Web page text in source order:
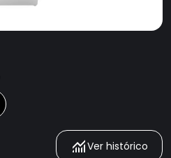
Ver histórico